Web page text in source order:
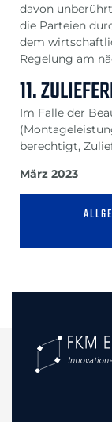
davon
die Parteien
dem
Regelung am
11.
Im Falle der
berechtigt,
März 2023